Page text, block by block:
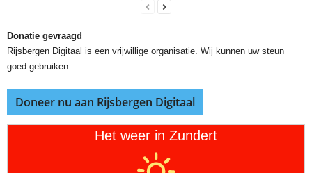
Donatie gevraagd
Rijsbergen Digitaal is een vrijwillige organisatie. Wij kunnen uw steun
goed gebruiken.
Doneer nu aan Rijsbergen Digitaal
Het weer in Zundert